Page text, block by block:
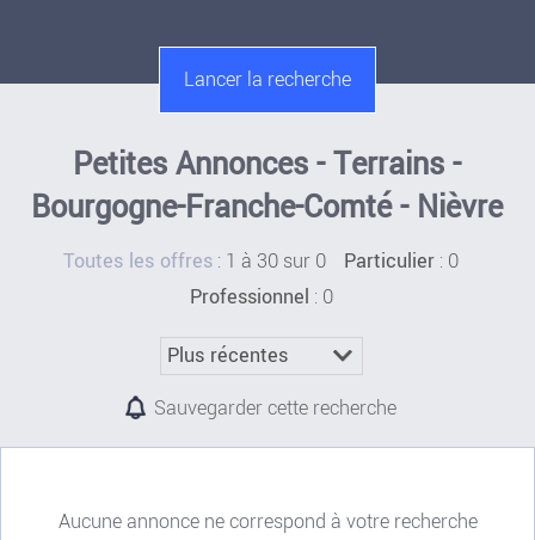
Petites Annonces - Terrains -
Bourgogne-Franche-Comté - Nièvre
Toutes les offres : 1 à 30 sur 0 Particulier : 0
Professionnel : 0
Sauvegarder cette recherche
Aucune annonce ne correspond à votre recherche